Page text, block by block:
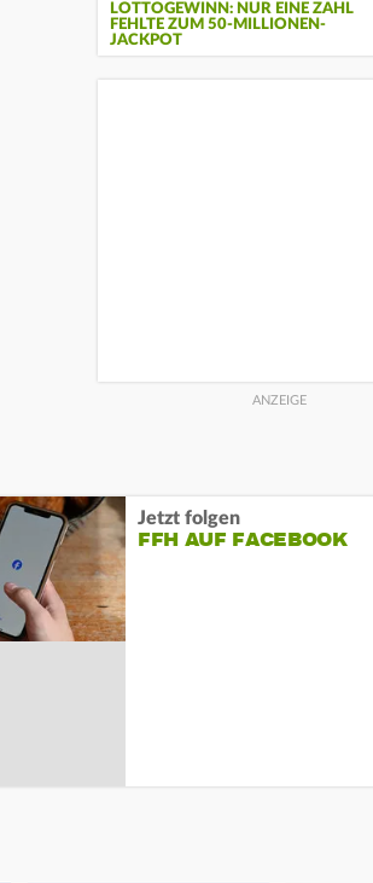
LOTTOGEWINN: NUR EINE ZAHL
FEHLTE ZUM 50-MILLIONEN-
JACKPOT
Jetzt folgen
FFH AUF FACEBOOK